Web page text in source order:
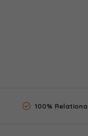
100%